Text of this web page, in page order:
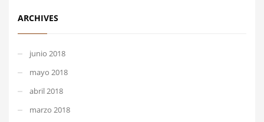
ARCHIVES
junio 2018
mayo 2018
abril 2018
marzo 2018